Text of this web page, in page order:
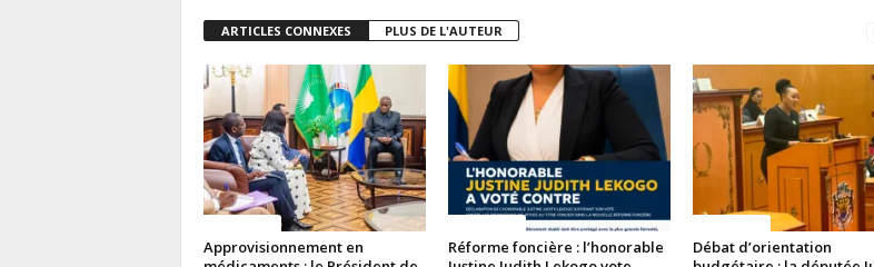
ARTICLES CONNEXES PLUS DE L'AUTEUR
Approvisionnement en
Réforme foncière : l’honorable
Débat d’orientation